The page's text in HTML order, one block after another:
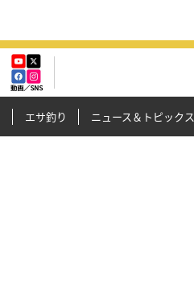
エサ釣り ニュース＆トピックス